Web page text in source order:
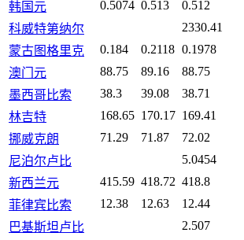
韩国元 0.5074 0.513
0.512
科威特第纳尔
2330.41
蒙古图格里克
0.184 0.2118 0.1978
澳门元
88.75 89.16
88.75
墨西哥比索
38.3 39.08
38.71
林吉特
168.65 170.17 169.41
挪威克朗
71.29 71.87
72.02
尼泊尔卢比
5.0454
新西兰元
415.59 418.72 418.8
菲律宾比索
12.38 12.63
12.44
巴基斯坦卢比
2.507